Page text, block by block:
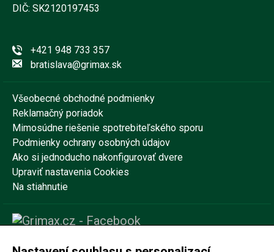
DIČ: SK2120197453
+421 948 733 357
bratislava@grimax.sk
Všeobecné obchodné podmienky
Reklamačný poriadok
Mimosúdne riešenie spotrebiteľského sporu
Podmienky ochrany osobných údajov
Ako si jednoducho nakonfigurovať dvere
Upraviť nastavenia Cookies
Na stiahnutie